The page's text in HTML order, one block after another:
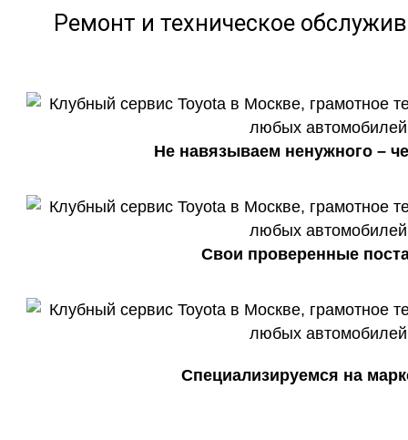
Ремонт и техническое
Не навязываем ненужного –
Свои проверенные
Специализируемся на